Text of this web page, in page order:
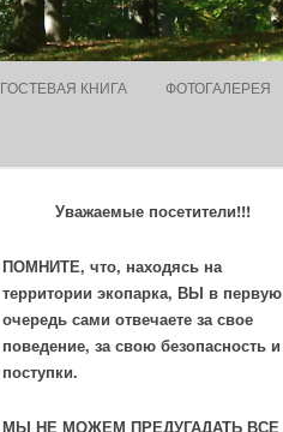
ГОСТЕВАЯ КНИГА ФОТОГАЛЕРЕЯ
Уважаемые посетители!!!
ПОМНИТЕ, что, находясь на
территории экопарка, ВЫ в первую
очередь сами отвечаете за свое
поведение, за свою безопасность и
поступки.
МЫ НЕ МОЖЕМ ПРЕДУГАДАТЬ ВСЕ